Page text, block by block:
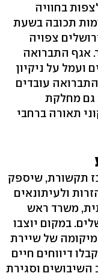
בחוויה
תכובה בשעת
צפויה
אגף התברואה
ועמל על ניקיון
עובדים
גם מחלקת
תאורה ברחבי
תקשורת, שיספק
ולעיתונאים
משרד ראש
במקום יוצבו
של שיירת
דיווחים חיים
השיבושים וסגירת